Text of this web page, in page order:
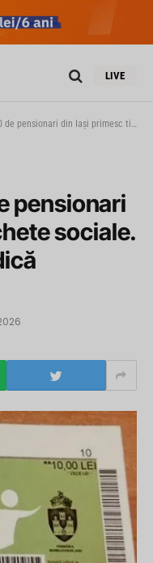
LIVE
Iași primesc tichete sociale. Unde și când se ridică ajutoarele?
pensionari
sociale.